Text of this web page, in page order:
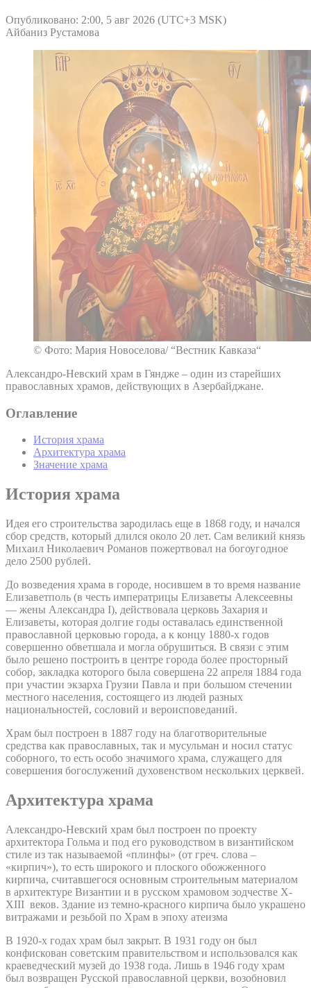
Опубликовано: 2:00, 5 авг 2026 (UTC+3 MSK)
Айбаниз Рустамова
© Фото: Мария Новоселова/ “Вестник Кавказа“
Александро-Невский храм в Гяндже – один из старейших
православных храмов, действующих в Азербайджане.
Оглавление
История храма
Архитектура храма
Значение храма
История храма
Идея его строительства зародилась еще в 1868 году, и начался
сбор средств, который длился около 20 лет. Сам великий князь
Михаил Николаевич Романов пожертвовал на богоугодное
дело 2500 рублей.
До возведения храма в городе, носившем в то время название
Елизаветполь (в честь императрицы Елизаветы Алексеевны
— жены Александра I), действовала церковь Захария и
Елизаветы, которая долгие годы оставалась единственной
православной церковью города, а к концу 1880-х годов
совершенно обветшала и могла обрушиться. В связи с этим
было решено построить в центре города более просторный
собор, закладка которого была совершена 22 апреля 1884 года
при участии экзарха Грузии Павла и при большом стечении
местного населения, состоящего из людей разных
национальностей, сословий и вероисповеданий.
Храм был построен в 1887 году на благотворительные
средства как православных, так и мусульман и носил статус
соборного, то есть особо значимого храма, служащего для
совершения богослужений духовенством нескольких церквей.
Архитектура храма
Александро-Невский храм был построен по проекту
архитектора Гольма и под его руководством в византийском
стиле из так называемой «плинфы» (от греч. слова –
«кирпич»), то есть широкого и плоского обожженного
кирпича, считавшегося основным строительным материалом
в архитектуре Византии и в русском храмовом зодчестве X-
XIII веков. Здание из темно-красного кирпича было украшено
витражами и резьбой по Храм в эпоху атеизма
В 1920-х годах храм был закрыт. В 1931 году он был
конфискован советским правительством и использовался как
краеведческий музей до 1938 года. Лишь в 1946 году храм
был возвращен Русской православной церкви, возобновил